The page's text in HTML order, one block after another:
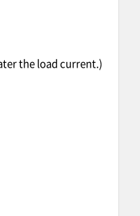
the load current.)